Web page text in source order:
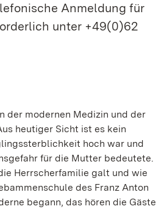
Anmeldung für
unter +49(0)62
der modernen Medizin und der
heutiger Sicht ist es kein
hoch war und
für die Mutter bedeutete.
Herrscherfamilie galt und wie
des Franz Anton
begann, das hören die Gäste